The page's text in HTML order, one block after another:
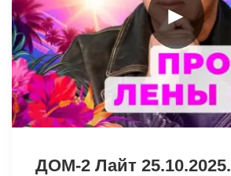
►
ДОМ-2 Лайт 25.10.2025.